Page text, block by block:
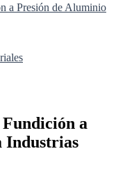
a Presión de Aluminio
Fundición a
Industrias